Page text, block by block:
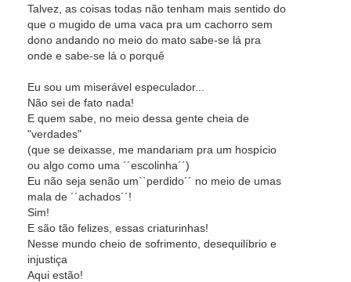
Talvez, as coisas todas não tenham mais sentido do
que o mugido de uma vaca pra um cachorro sem
dono andando no meio do mato sabe-se lá pra
onde e sabe-se lá o porquê
Eu sou um miserável especulador...
Não sei de fato nada!
E quem sabe, no meio dessa gente cheia de
"verdades"
(que se deixasse, me mandariam pra um hospício
ou algo como uma ´´escolinha´´)
Eu não seja senão um``perdido´´ no meio de umas
mala de ´´achados´´!
Sim!
E são tão felizes, essas criaturinhas!
Nesse mundo cheio de sofrimento, desequilíbrio e
injustiça
Aqui estão!